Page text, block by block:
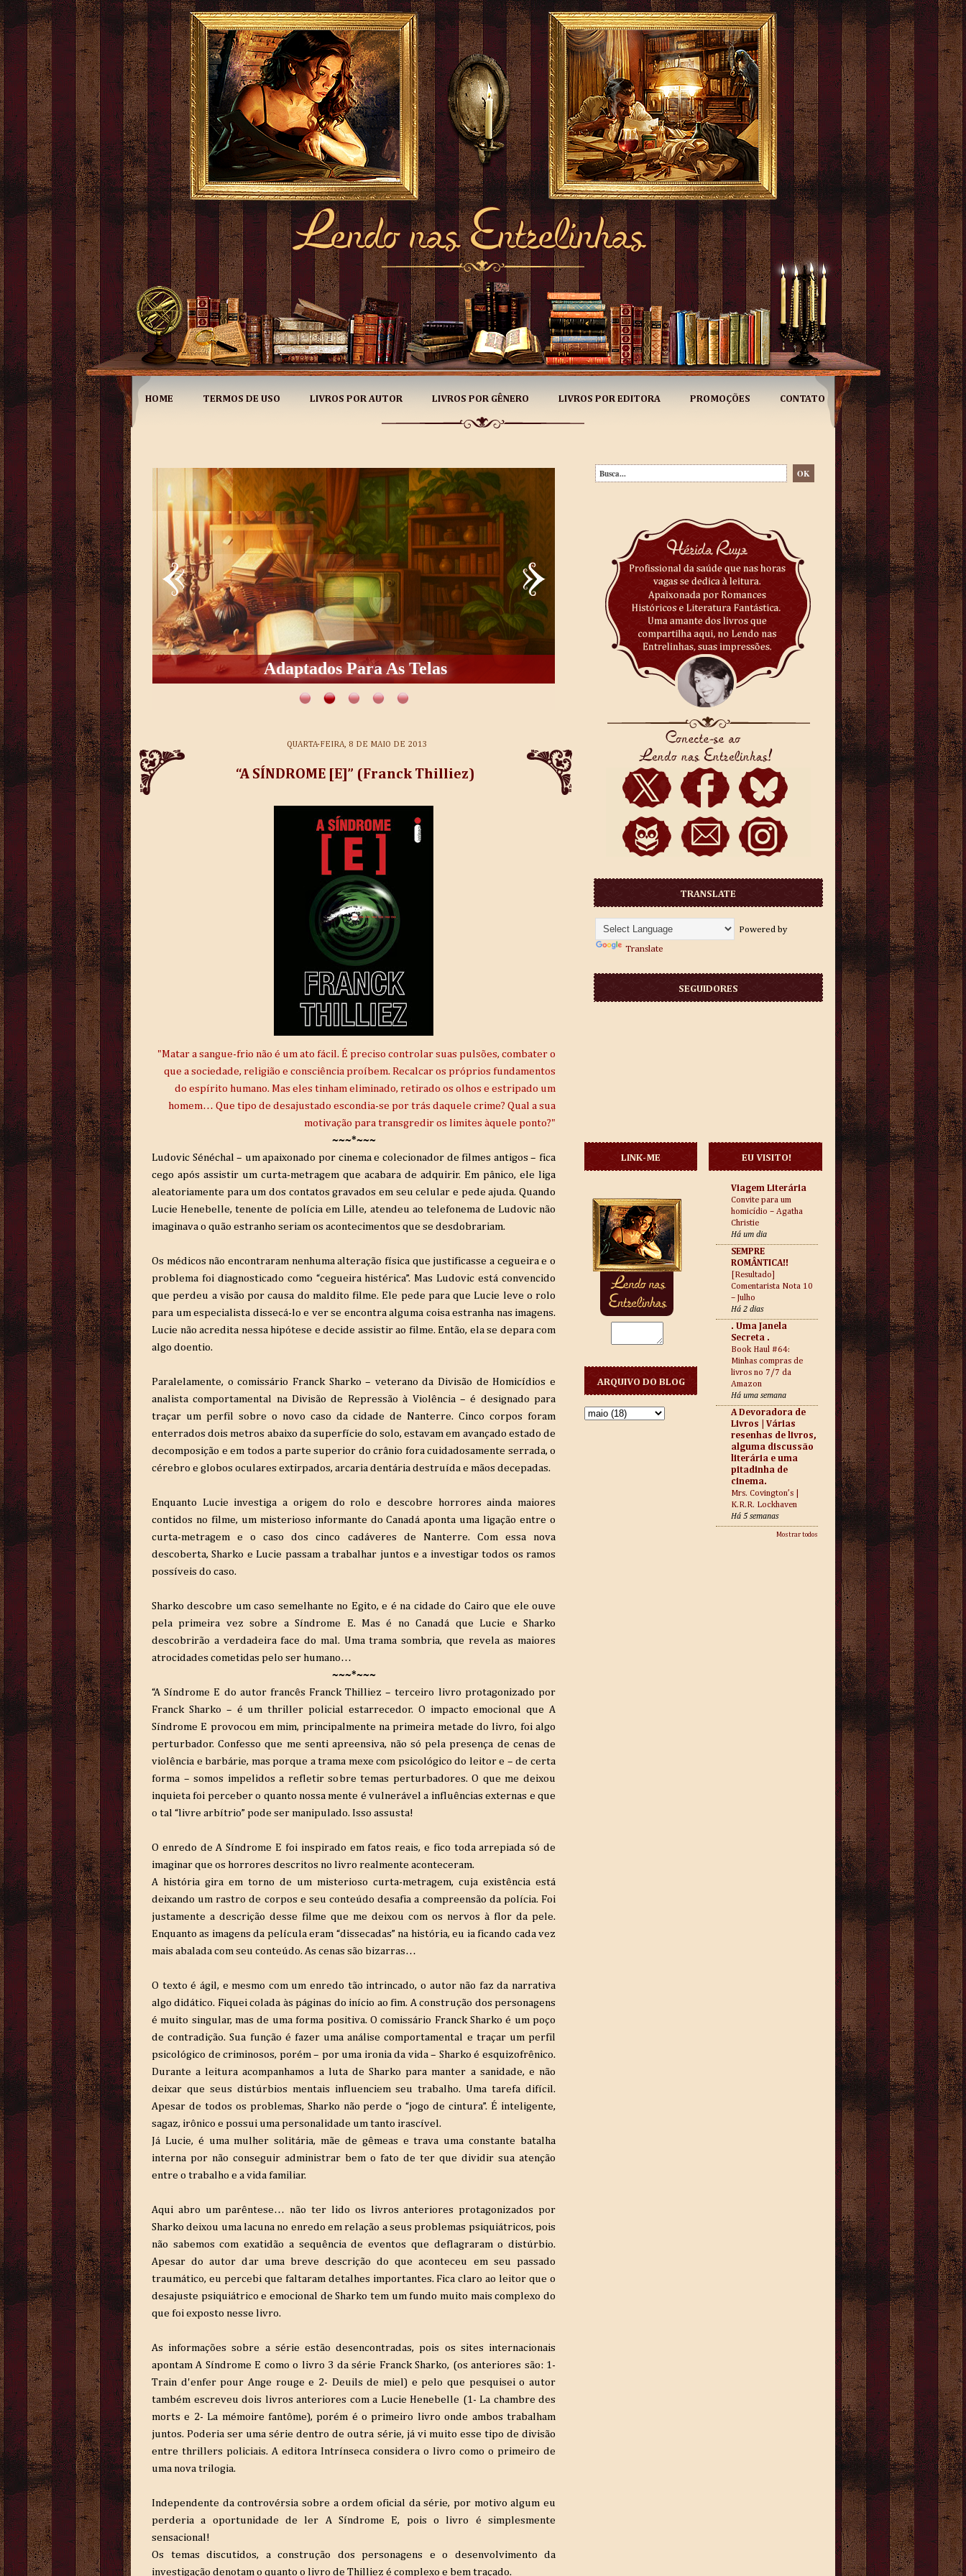
HOME TERMOS DE USO LIVROS POR AUTOR LIVROS POR GÊNERO LIVROS POR EDITORA PROMOÇÕES CONTATO
Adaptados Para As Telas
QUARTA-FEIRA, 8 DE MAIO DE 2013
“A SÍNDROME [E]” (Franck Thilliez)
"Matar a sangue-frio não é um ato fácil. É preciso controlar suas pulsões, combater o
que a sociedade, religião e consciência proíbem. Recalcar os próprios fundamentos
do espírito humano. Mas eles tinham eliminado, retirado os olhos e estripado um
homem… Que tipo de desajustado escondia-se por trás daquele crime? Qual a sua
motivação para transgredir os limites àquele ponto?"
~~~*~~~
Ludovic Sénéchal – um apaixonado por cinema e colecionador de filmes antigos – fica
cego após assistir um curta-metragem que acabara de adquirir. Em pânico, ele liga
aleatoriamente para um dos contatos gravados em seu celular e pede ajuda. Quando
Lucie Henebelle, tenente de polícia em Lille, atendeu ao telefonema de Ludovic não
imaginava o quão estranho seriam os acontecimentos que se desdobrariam.
Os médicos não encontraram nenhuma alteração física que justificasse a cegueira e o
problema foi diagnosticado como “cegueira histérica”. Mas Ludovic está convencido
que perdeu a visão por causa do maldito filme. Ele pede para que Lucie leve o rolo
para um especialista dissecá-lo e ver se encontra alguma coisa estranha nas imagens.
Lucie não acredita nessa hipótese e decide assistir ao filme. Então, ela se depara com
algo doentio.
Paralelamente, o comissário Franck Sharko – veterano da Divisão de Homicídios e
analista comportamental na Divisão de Repressão à Violência – é designado para
traçar um perfil sobre o novo caso da cidade de Nanterre. Cinco corpos foram
enterrados dois metros abaixo da superfície do solo, estavam em avançado estado de
decomposição e em todos a parte superior do crânio fora cuidadosamente serrada, o
cérebro e globos oculares extirpados, arcaria dentária destruída e mãos decepadas.
Enquanto Lucie investiga a origem do rolo e descobre horrores ainda maiores
contidos no filme, um misterioso informante do Canadá aponta uma ligação entre o
curta-metragem e o caso dos cinco cadáveres de Nanterre. Com essa nova
descoberta, Sharko e Lucie passam a trabalhar juntos e a investigar todos os ramos
possíveis do caso.
Sharko descobre um caso semelhante no Egito, e é na cidade do Cairo que ele ouve
pela primeira vez sobre a Síndrome E. Mas é no Canadá que Lucie e Sharko
descobrirão a verdadeira face do mal. Uma trama sombria, que revela as maiores
atrocidades cometidas pelo ser humano…
~~~*~~~
“A Síndrome E do autor francês Franck Thilliez – terceiro livro protagonizado por
Franck Sharko – é um thriller policial estarrecedor. O impacto emocional que A
Síndrome E provocou em mim, principalmente na primeira metade do livro, foi algo
perturbador. Confesso que me senti apreensiva, não só pela presença de cenas de
violência e barbárie, mas porque a trama mexe com psicológico do leitor e – de certa
forma – somos impelidos a refletir sobre temas perturbadores. O que me deixou
inquieta foi perceber o quanto nossa mente é vulnerável a influências externas e que
o tal “livre arbítrio” pode ser manipulado. Isso assusta!
O enredo de A Síndrome E foi inspirado em fatos reais, e fico toda arrepiada só de
imaginar que os horrores descritos no livro realmente aconteceram.
A história gira em torno de um misterioso curta-metragem, cuja existência está
deixando um rastro de corpos e seu conteúdo desafia a compreensão da polícia. Foi
justamente a descrição desse filme que me deixou com os nervos à flor da pele.
Enquanto as imagens da película eram “dissecadas” na história, eu ia ficando cada vez
mais abalada com seu conteúdo. As cenas são bizarras…
O texto é ágil, e mesmo com um enredo tão intrincado, o autor não faz da narrativa
algo didático. Fiquei colada às páginas do início ao fim. A construção dos personagens
é muito singular, mas de uma forma positiva. O comissário Franck Sharko é um poço
de contradição. Sua função é fazer uma análise comportamental e traçar um perfil
psicológico de criminosos, porém – por uma ironia da vida – Sharko é esquizofrênico.
Durante a leitura acompanhamos a luta de Sharko para manter a sanidade, e não
deixar que seus distúrbios mentais influenciem seu trabalho. Uma tarefa difícil.
Apesar de todos os problemas, Sharko não perde o “jogo de cintura”. É inteligente,
sagaz, irônico e possui uma personalidade um tanto irascível.
Já Lucie, é uma mulher solitária, mãe de gêmeas e trava uma constante batalha
interna por não conseguir administrar bem o fato de ter que dividir sua atenção
entre o trabalho e a vida familiar.
Aqui abro um parêntese… não ter lido os livros anteriores protagonizados por
Sharko deixou uma lacuna no enredo em relação a seus problemas psiquiátricos, pois
não sabemos com exatidão a sequência de eventos que deflagraram o distúrbio.
Apesar do autor dar uma breve descrição do que aconteceu em seu passado
traumático, eu percebi que faltaram detalhes importantes. Fica claro ao leitor que o
desajuste psiquiátrico e emocional de Sharko tem um fundo muito mais complexo do
que foi exposto nesse livro.
As informações sobre a série estão desencontradas, pois os sites internacionais
apontam A Síndrome E como o livro 3 da série Franck Sharko, (os anteriores são: 1-
Train d'enfer pour Ange rouge e 2- Deuils de miel) e pelo que pesquisei o autor
também escreveu dois livros anteriores com a Lucie Henebelle (1- La chambre des
morts e 2- La mémoire fantôme), porém é o primeiro livro onde ambos trabalham
juntos. Poderia ser uma série dentro de outra série, já vi muito esse tipo de divisão
entre thrillers policiais. A editora Intrínseca considera o livro como o primeiro de
uma nova trilogia.
Independente da controvérsia sobre a ordem oficial da série, por motivo algum eu
perderia a oportunidade de ler A Síndrome E, pois o livro é simplesmente
sensacional!
Os temas discutidos, a construção dos personagens e o desenvolvimento da
investigação denotam o quanto o livro de Thilliez é complexo e bem traçado.
TRANSLATE
Powered by
Translate
SEGUIDORES
LINK-ME
ARQUIVO DO BLOG
EU VISITO!
Viagem Literária
Convite para um
homicídio – Agatha
Christie
Há um dia
SEMPRE
ROMÂNTICA!!
[Resultado]
Comentarista Nota 10
– Julho
Há 2 dias
. Uma Janela
Secreta .
Book Haul #64:
Minhas compras de
livros no 7/7 da
Amazon
Há uma semana
A Devoradora de
Livros | Várias
resenhas de livros,
alguma discussão
literária e uma
pitadinha de
cinema.
Mrs. Covington’s |
K.R.R. Lockhaven
Há 5 semanas
Mostrar todos